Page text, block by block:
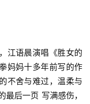
江语晨演唱《胜女的
妈妈十多年前写的作
不舍与难过，温柔与
最后一页 写满感伤，